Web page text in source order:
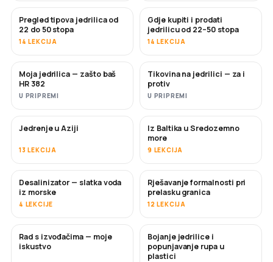
USKORO
Pregled tipova jedrilica od
22 do 50 stopa
14 LEKCIJA
USKORO
Gdje kupiti i prodati
jedrilicu od 22–50 stopa
14 LEKCIJA
USKORO
Moja jedrilica — zašto baš
HR 382
U PRIPREMI
USKORO
Tikovina na jedrilici — za i
protiv
U PRIPREMI
USKORO
Jedrenje u Aziji
13 LEKCIJA
USKORO
Iz Baltika u Sredozemno
more
9 LEKCIJA
USKORO
Desalinizator — slatka voda
iz morske
4 LEKCIJE
Rješavanje formalnosti pri
prelasku granica
12 LEKCIJA
USKORO
Rad s izvođačima — moje
iskustvo
USKORO
Bojanje jedrilice i
popunjavanje rupa u
plastici